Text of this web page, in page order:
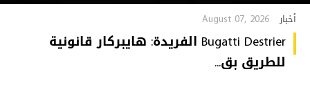
أخبار August 07, 2026
Bugatti Destrier الفريدة: هايبركار قانونية
للطريق بق...